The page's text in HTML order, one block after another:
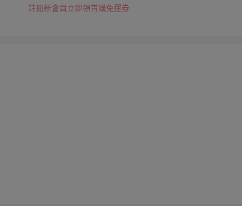
註冊新會員立即領首購免運券